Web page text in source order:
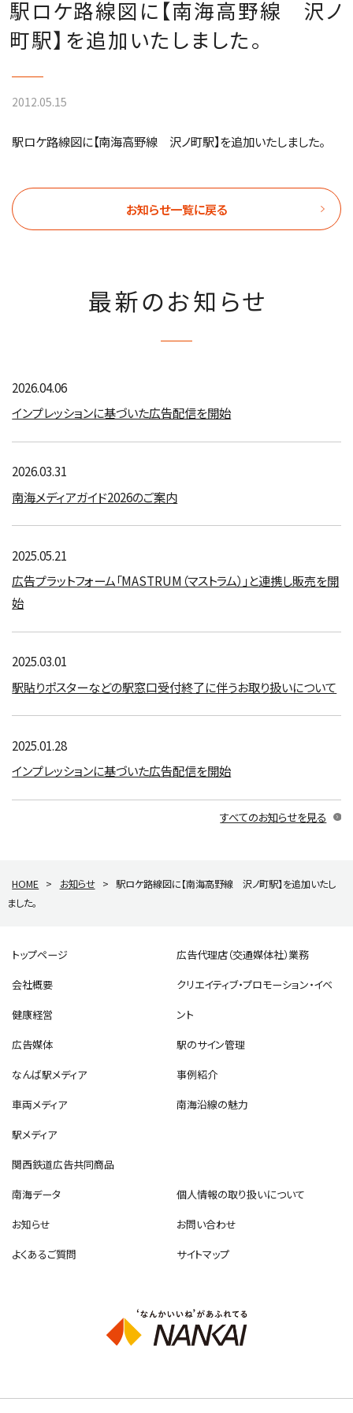
駅ロケ路線図に【南海高野線 沢ノ
町駅】を追加いたしました。
2012.05.15
駅ロケ路線図に【南海高野線 沢ノ町駅】を追加いたしました。
お知らせ一覧に戻る
最新のお知らせ
2026.04.06
インプレッションに基づいた広告配信を開始
2026.03.31
南海メディアガイド2026のご案内
2025.05.21
広告プラットフォーム「MASTRUM（マストラム）」と連携し販売を開
始
2025.03.01
駅貼りポスターなどの駅窓口受付終了に伴うお取り扱いについて
2025.01.28
インプレッションに基づいた広告配信を開始
すべてのお知らせを見る
HOME > お知らせ > 駅ロケ路線図に【南海高野線 沢ノ町駅】を追加いたし
ました。
トップページ
会社概要
健康経営
広告媒体
なんば駅メディア
車両メディア
駅メディア
関西鉄道広告共同商品
広告代理店（交通媒体社）業務
クリエイティブ・プロモーション・イベ
ント
駅のサイン管理
事例紹介
南海沿線の魅力
南海データ
個人情報の取り扱いについて
お知らせ
お問い合わせ
よくあるご質問
サイトマップ